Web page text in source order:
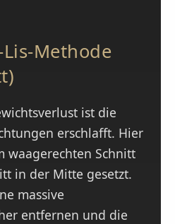
Methode
ist die
erschlafft. Hier
waagerechten Schnitt
in der Mitte gesetzt.
massive
entfernen und die